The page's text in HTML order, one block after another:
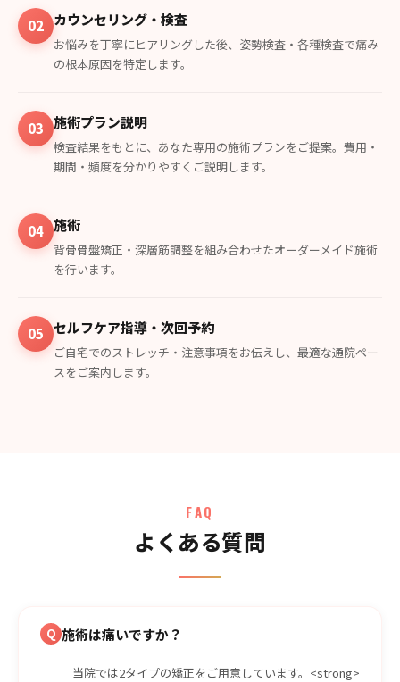
02 カウンセリング・検査
お悩みを丁寧にヒアリングした後、姿勢検査・各種検査で痛み
の根本原因を特定します。
03 施術プラン説明
検査結果をもとに、あなた専用の施術プランをご提案。費用・
期間・頻度を分かりやすくご説明します。
04 施術
背骨骨盤矯正・深層筋調整を組み合わせたオーダーメイド施術
を行います。
05 セルフケア指導・次回予約
ご自宅でのストレッチ・注意事項をお伝えし、最適な通院ペー
スをご案内します。
FAQ
よくある質問
Q 施術は痛いですか？
当院では2タイプの矯正をご用意しています。<strong>